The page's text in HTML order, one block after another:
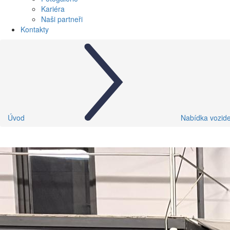
Kariéra
Naši partneři
Kontakty
Úvod Nabídka